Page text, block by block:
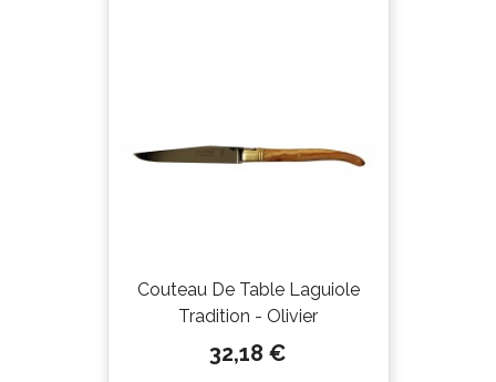
Couteau De Table Laguiole
Tradition - Olivier
Prix
32,18 €